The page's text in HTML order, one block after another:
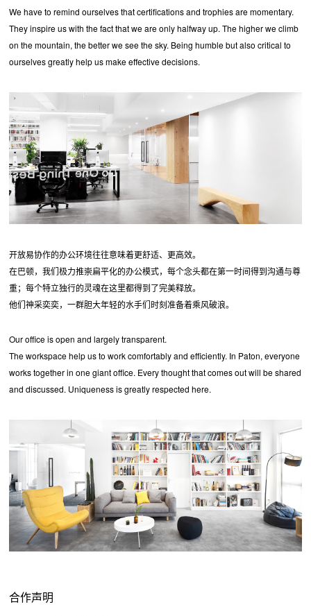
We have to remind ourselves that certifications and trophies are momentary.
They inspire us with the fact that we are only halfway up. The higher we climb
on the mountain, the better we see the sky. Being humble but also critical to
ourselves greatly help us make effective decisions.
开放易协作的办公环境往往意味着更舒适、更高效。
在巴顿，我们极力推崇扁平化的办公模式，每个念头都在第一时间得到沟通与尊
重；每个特立独行的灵魂在这里都得到了完美释放。
他们神采奕奕，一群胆大年轻的水手们时刻准备着乘风破浪。
Our office is open and largely transparent.
The workspace help us to work comfortably and efficiently. In Paton, everyone
works together in one giant office. Every thought that comes out will be shared
and discussed. Uniqueness is greatly respected here.
合作声明